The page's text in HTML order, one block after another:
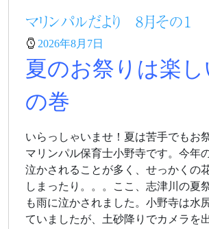
マリンパルだより 8月その１
2026年8月7日
夏のお祭りは楽し
の巻
いらっしゃいませ！夏は苦手でもお
マリンパル保育士小野寺です。今年
泣かされることが多く、せっかくの
しまったり。。。ここ、志津川の夏
も雨に泣かされました。小野寺は水
ていましたが、土砂降りでカメラを